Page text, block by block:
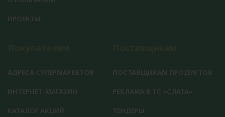
ПРОЕКТЫ
АДРЕСА СУПЕРМАРКЕТОВ
ИНТЕРНЕТ-МАГАЗИН
КАТАЛОГ АКЦИЙ
ПОСТАВЩИКАМ ПРОДУКТОВ
РЕКЛАМА В ТС «СЛАТА»
ТЕНДЕРЫ